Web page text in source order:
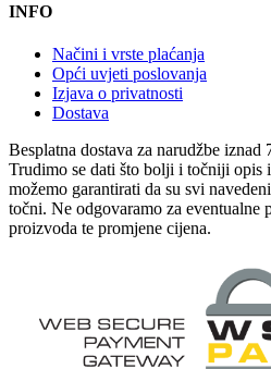
INFO
Načini i vrste plaćanja
Opći uvjeti poslovanja
Izjava o privatnosti
Dostava
Besplatna dostava za narudžbe iznad
Trudimo se dati što bolji i točniji opis
možemo garantirati da su svi
točni. Ne odgovaramo za eventualne
proizvoda te promjene cijena.